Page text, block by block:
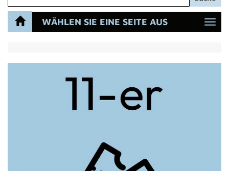
WÄHLEN SIE EINE SEITE AUS